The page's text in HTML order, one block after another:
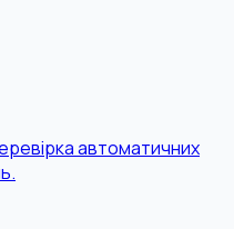
автоматичних